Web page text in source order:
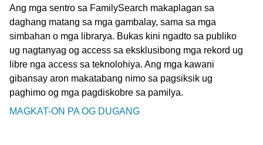
Ang mga sentro sa FamilySearch makaplagan sa
daghang matang sa mga gambalay, sama sa mga
simbahan o mga librarya. Bukas kini ngadto sa publiko
ug nagtanyag og access sa eksklusibong mga rekord ug
libre nga access sa teknolohiya. Ang mga kawani
gibansay aron makatabang nimo sa pagsiksik ug
paghimo og mga pagdiskobre sa pamilya.
MAGKAT-ON PA OG DUGANG